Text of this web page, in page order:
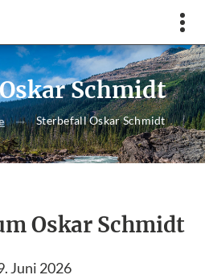
Schmidt
Sterbefall Oskar Schmidt
Oskar Schmidt
Juni 2026